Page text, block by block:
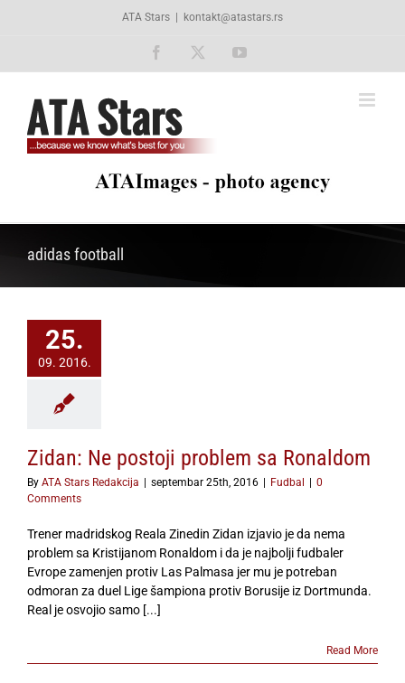
ATA Stars kontakt@atastars.rs
Facebook YouTube
adidas football
25.
09. 2016.
Zidan: Ne postoji problem sa Ronaldom
By ATA Stars Redakcija | septembar 25th, 2016 | Fudbal | 0
Comments
Trener madridskog Reala Zinedin Zidan izjavio je da nema
problem sa Kristijanom Ronaldom i da je najbolji fudbaler
Evrope zamenjen protiv Las Palmasa jer mu je potreban
odmoran za duel Lige šampiona protiv Borusije iz Dortmunda.
Real je osvojio samo [...]
Read More